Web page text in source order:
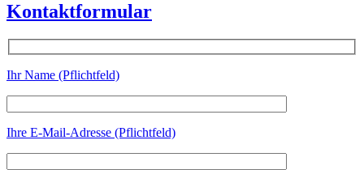
Kontaktformular
Ihr Name (Pflichtfeld)
Ihre E-Mail-Adresse (Pflichtfeld)